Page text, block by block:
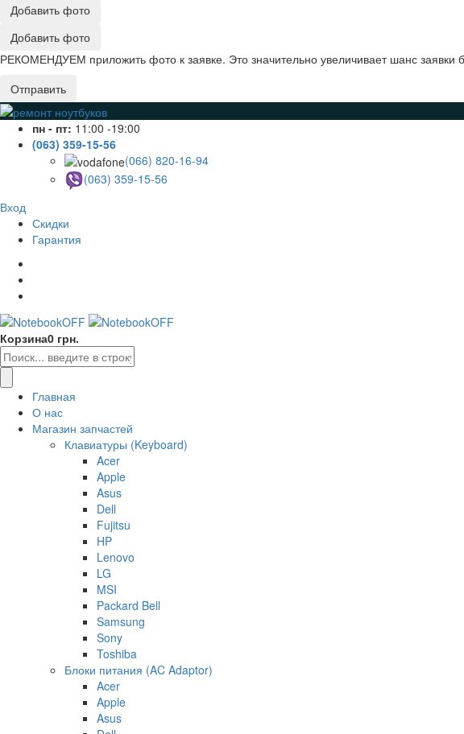
Добавить фото
Добавить фото
РЕКОМЕНДУЕМ приложить фото к заявке. Это значительно увеличивает шанс
Отправить
пн - пт: 11:00 -19:00
(063) 359-15-56
(066) 820-16-94
(063) 359-15-56
Вход
Скидки
Гарантия
Корзина0 грн.
Главная
О нас
Магазин запчастей
Клавиатуры (Keyboard)
Acer
Apple
Asus
Dell
Fujitsu
HP
Lenovo
LG
MSI
Packard Bell
Samsung
Sony
Toshiba
Блоки питания (AC Adaptor)
Acer
Apple
Asus